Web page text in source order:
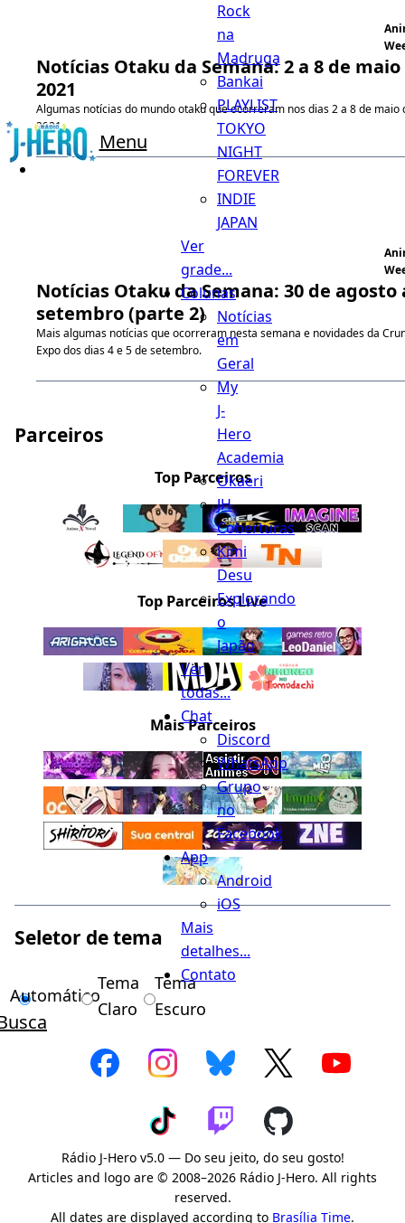
Menu
Rock
na
Madruga
Bankai
PLAYLIST
TOKYO
NIGHT
FOREVER
INDIE
JAPAN
Ver
grade...
Colunas
Notícias
em
Geral
My
J-
Hero
Academia
Okaeri
JH
Coberturas
Kimi
Desu
Explorando
o
Japão
Ver
todas...
Chat
Discord
WhatsApp
Grupo
no
Facebook
App
Android
iOS
Mais
detalhes...
Contato
Notícias Otaku da Semana: 2 a 8 de maio
2021
Algumas notícias do mundo otaku que ocorreram nos dias 2 a 8 de maio
2021.
Notícias Otaku da Semana: 30 de agosto
setembro (parte 2)
Mais algumas notícias que ocorreram nesta semana e novidades da
Expo dos dias 4 e 5 de setembro.
Parceiros
Top Parceiros
Top Parceiros Live
Mais Parceiros
Seletor de tema
Automático
Tema
Claro
Tema
Escuro
Rádio J-Hero v5.0 — Do seu jeito, do seu gosto!
Articles and logo are © 2008–2026 Rádio J-Hero. All rights
reserved.
All dates are displayed according to Brasília Time.